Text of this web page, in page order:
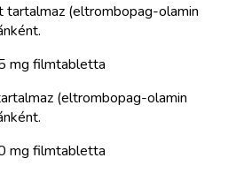
(eltrombopag-olamin
mg filmtabletta
(eltrombopag-olamin
mg filmtabletta